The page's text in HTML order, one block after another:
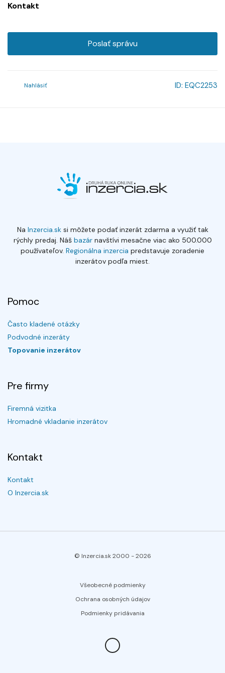
Kontakt
Poslať správu
Nahlásiť ID: EQC2253
Na Inzercia.sksi môžete podať inzerát zdarma a využiť tak
rýchly predaj. Náš bazárnavštívi mesačne viac ako 500.000
používateľov. Regionálna inzercia predstavuje zoradenie
inzerátov podľa miest.
Pomoc
Často kladené otázky
Podvodné inzeráty
Topovanie inzerátov
Pre firmy
Firemná vizitka
Hromadné vkladanie inzerátov
Kontakt
Kontakt
O Inzercia.sk
© Inzercia.sk 2000 -2026
Všeobecné podmienky
Ochrana osobných údajov
Podmienky pridávania